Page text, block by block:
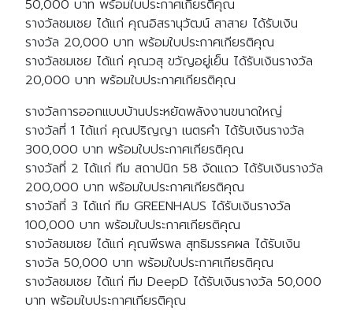
50,000 บาท พร้อมใบประกาศเกียรติคุณ
รางวัลชมเชย ได้แก่ คุณอิสรานุวัฒน์ สาสาย ได้รับเงิน
รางวัล 20,000 บาท พร้อมใบประกาศเกียรติคุณ
รางวัลชมเชย ได้แก่ คุณวสุ ขวัญอยู่เย็น ได้รับเงินรางวัล
20,000 บาท พร้อมใบประกาศเกียรติคุณ
รางวัลการออกแบบบ้านประหยัดพลังงานขนาดใหญ่
รางวัลที่ 1 ได้แก่ คุณปริญญา เนตรคำ ได้รับเงินรางวัล
300,000 บาท พร้อมใบประกาศเกียรติคุณ
รางวัลที่ 2 ได้แก่ ทีม สถาปนิก 58 จัดแถว ได้รับเงินรางวัล
200,000 บาท พร้อมใบประกาศเกียรติคุณ
รางวัลที่ 3 ได้แก่ ทีม GREENHAUS ได้รับเงินรางวัล
100,000 บาท พร้อมใบประกาศเกียรติคุณ
รางวัลชมเชย ได้แก่ คุณพีรพล สุทธิมรรคผล ได้รับเงิน
รางวัล 50,000 บาท พร้อมใบประกาศเกียรติคุณ
รางวัลชมเชย ได้แก่ ทีม DeepD ได้รับเงินรางวัล 50,000
บาท พร้อมใบประกาศเกียรติคุณ